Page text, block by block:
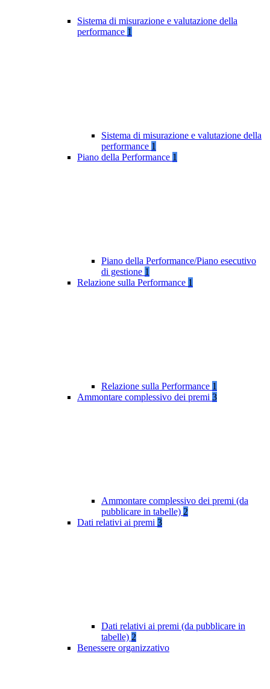
Sistema di misurazione e valutazione della
performance 1
Sistema di misurazione e valutazione della
performance 1
Piano della Performance 1
Piano della Performance/Piano esecutivo
di gestione 1
Relazione sulla Performance 1
Relazione sulla Performance 1
Ammontare complessivo dei premi 3
Ammontare complessivo dei premi (da
pubblicare in tabelle) 2
Dati relativi ai premi 3
Dati relativi ai premi (da pubblicare in
tabelle) 2
Benessere organizzativo